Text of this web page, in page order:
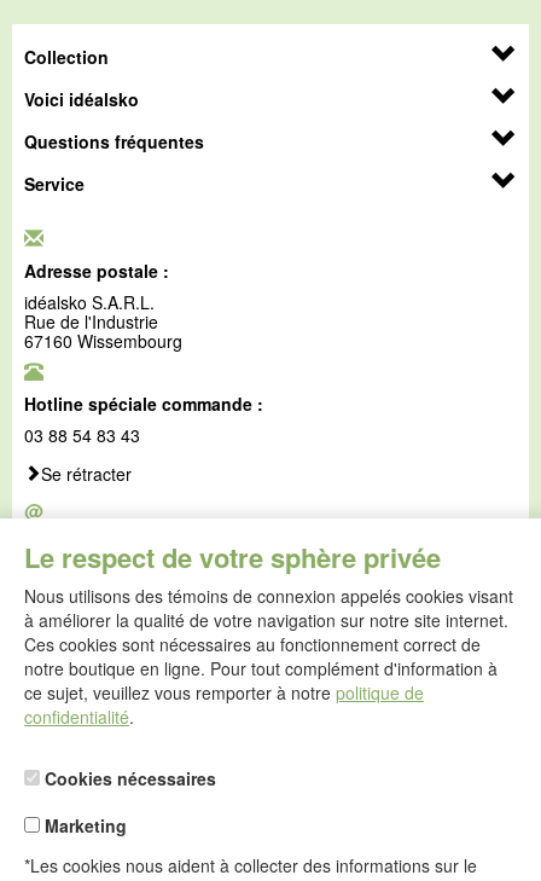
Le respect de votre sphère privée
Nous utilisons des témoins de connexion appelés cookies visant
à améliorer la qualité de votre navigation sur notre site internet.
Ces cookies sont nécessaires au fonctionnement correct de
notre boutique en ligne. Pour tout complément d'information à
ce sujet, veuillez vous remporter à notre politique de
confidentialité.
Cookies nécessaires
Marketing
*Les cookies nous aident à collecter des informations sur le
Collection
Voici idéalsko
Questions fréquentes
Service
Adresse postale :
idéalsko S.A.R.L.
Rue de l'Industrie
67160 Wissembourg
Hotline spéciale commande :
03 88 54 83 43
Se rétracter
@
service@idealsko.fr
@
Formulaire de contact
Aller au formulaire de contact